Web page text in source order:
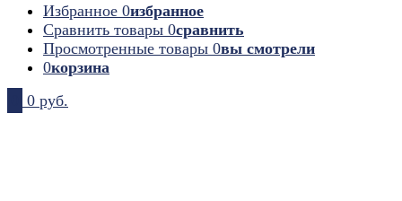
Избранное 0избранное
Сравнить товары 0сравнить
Просмотренные товары 0вы смотрели
0корзина
0 руб.